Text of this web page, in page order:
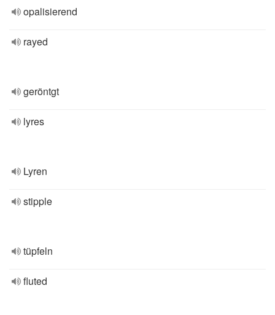
opalisierend
rayed
geröntgt
lyres
Lyren
stipple
tüpfeln
fluted